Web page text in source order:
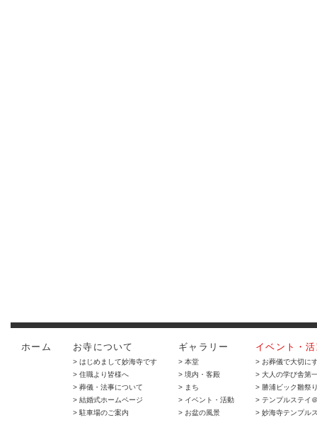
ホーム お寺について
> はじめまして妙海寺です
> 住職より皆様へ
> 葬儀・法事について
> 結婚式ホームページ
> 駐車場のご案内
ギャラリー
> 本堂
> 境内・客殿
> まち
> イベント・活動
> お盆の風景
イベント・
> お葬儀で大切に
> 大人の学び舎第
> 勝浦ビック雛祭
> テンプルステイ
> 妙海寺テンプル